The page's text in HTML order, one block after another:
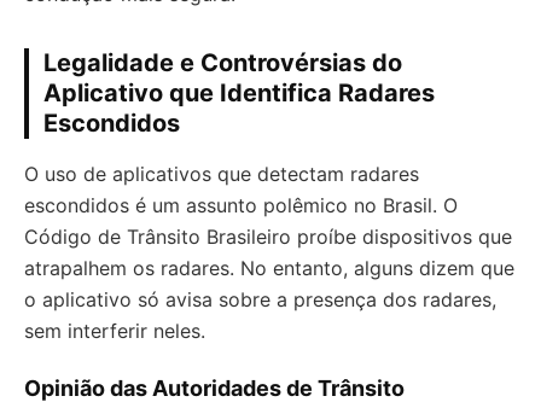
Legalidade e Controvérsias do
Aplicativo que Identifica Radares
Escondidos
O uso de aplicativos que detectam radares
escondidos é um assunto polêmico no Brasil. O
Código de Trânsito Brasileiro proíbe dispositivos que
atrapalhem os radares. No entanto, alguns dizem que
o aplicativo só avisa sobre a presença dos radares,
sem interferir neles.
Opinião das Autoridades de Trânsito